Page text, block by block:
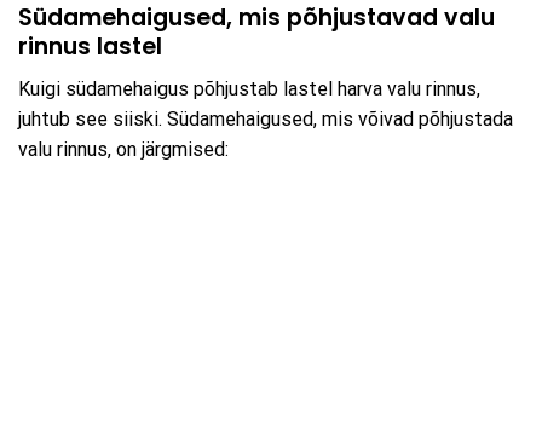
Südamehaigused, mis põhjustavad valu
rinnus lastel
Kuigi südamehaigus põhjustab lastel harva valu rinnus,
juhtub see siiski. Südamehaigused, mis võivad põhjustada
valu rinnus, on järgmised: